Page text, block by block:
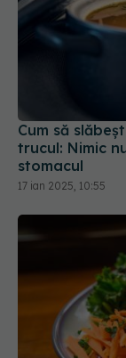
Cum să
trucul: Nimic
stomacul
17 ian 2025, 10:55